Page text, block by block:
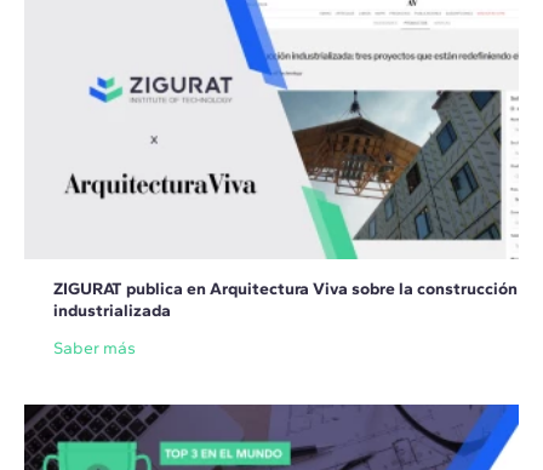
ZIGURAT publica en Arquitectura Viva sobre la construcción
industrializada
Saber más